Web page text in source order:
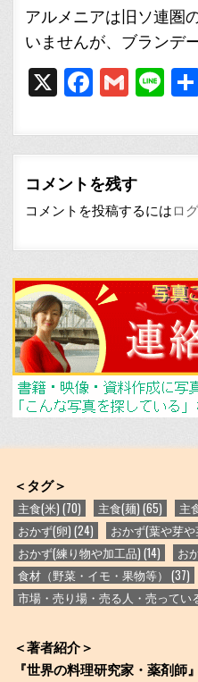
アルメニアは旧ソ連圏
いませんが、ブランデ
X F
c
e
b
o
o
k
G
ai
l
Li
e
コメントを残す
コメントを投稿するにはロ
＜タグ＞
主食(米) (70) 主食(麺) (65) 主
おかず(卵) (24) おかず(葉や芽
おかず(練り物や加工品) (14) お
食材（野菜・イモ・果物等） (37)
市場・売り場・売る人・売ってい
＜著者紹介＞
『世界の料理研究家・薬剤師』